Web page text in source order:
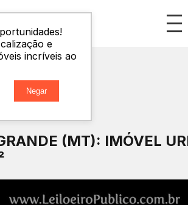
(MT): IMÓVEL
e
incríveis ao
Negar